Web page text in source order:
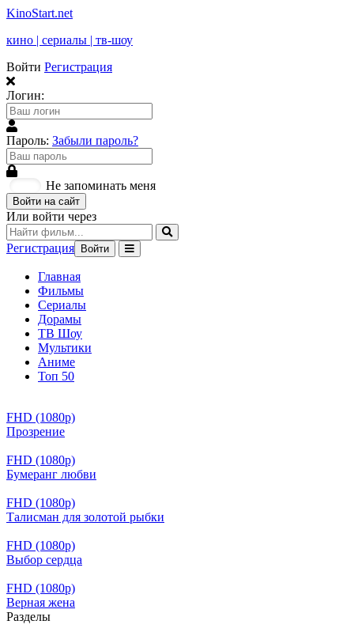
KinoStart.net
кино | сериалы | тв-шоу
Войти Регистрация
Логин:
Пароль: Забыли пароль?
Не запоминать меня
Войти на сайт
Или войти через
Регистрация Войти
Главная
Фильмы
Сериалы
Дорамы
ТВ Шоу
Мультики
Аниме
Топ 50
FHD (1080p)
Прозрение
FHD (1080p)
Бумеранг любви
FHD (1080p)
Талисман для золотой рыбки
FHD (1080p)
Выбор сердца
FHD (1080p)
Верная жена
Разделы